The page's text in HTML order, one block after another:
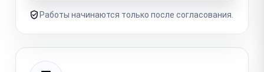
Работы начинаются только после согласования.